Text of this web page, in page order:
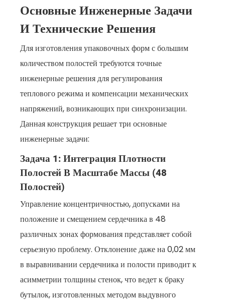
Основные Инженерные Задачи
И Технические Решения
Для изготовления упаковочных форм с большим
количеством полостей требуются точные
инженерные решения для регулирования
теплового режима и компенсации механических
напряжений, возникающих при синхронизации.
Данная конструкция решает три основные
инженерные задачи:
Задача 1: Интеграция Плотности
Полостей В Масштабе Массы (48
Полостей)
Управление концентричностью, допусками на
положение и смещением сердечника в 48
различных зонах формования представляет собой
серьезную проблему. Отклонение даже на 0,02 мм
в выравнивании сердечника и полости приводит к
асимметрии толщины стенок, что ведет к браку
бутылок, изготовленных методом выдувного